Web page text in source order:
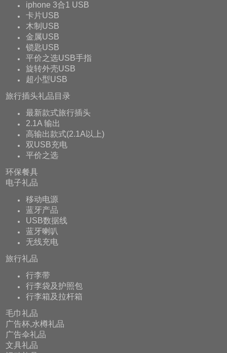
iphone 3合1 USB
卡片USB
木制USB
金属USB
锁匙USB
平价之选USB手指
旋转外壳USB
超小型USB
旅行插头礼品目录
最新款式旅行插头
2.1A 输出
高输出款式(2.1A以上)
双USB充电
平价之选
环保餐具
电子礼品
移动电源
蓝牙产品
USB数据线
蓝牙喇叭
无线充电
旅行礼品
行李带
行李袋及护照包
行李箱及拉杆箱
毛巾礼品
广告杯,水樽礼品
广告伞礼品
文具礼品